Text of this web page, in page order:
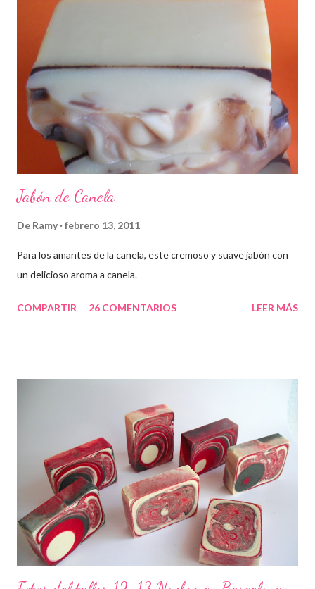
Jabón de Canela
De Ramy febrero 13, 2011
Para los amantes de la canela, este cremoso y suave jabón con
un delicioso aroma a canela.
COMPARTIR 26 COMENTARIOS LEER MÁS